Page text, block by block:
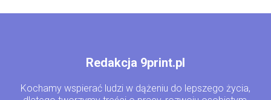
Redakcja 9print.pl
Kochamy wspierać ludzi w dążeniu do lepszego życia,